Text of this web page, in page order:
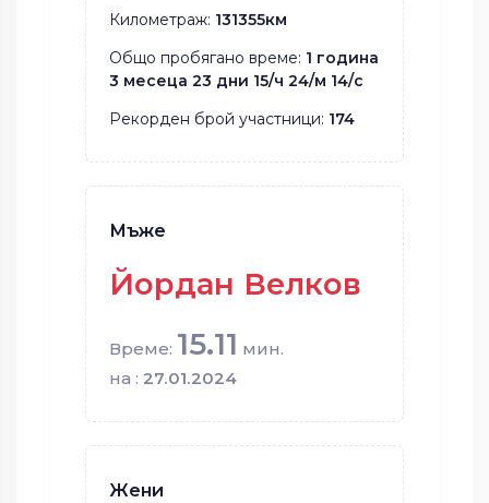
Километраж: 131355км
Общо пробягано време: 1 година
3 месеца 23 дни 15/ч 24/м 14/с
Рекорден брой участници: 174
Мъже
Йордан Велков
Време: 15.11 мин.
на : 27.01.2024
Жени